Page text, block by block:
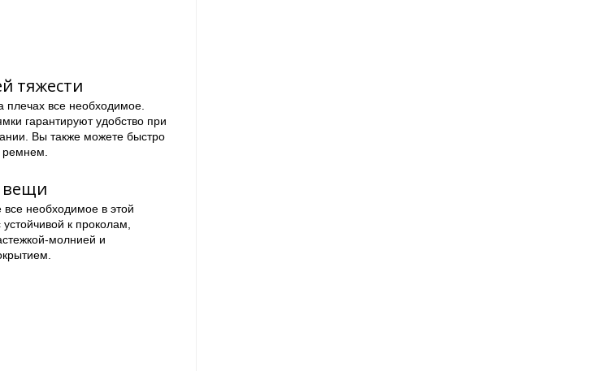
тяжести
все необходимое.
гарантируют удобство при
Вы также можете быстро
ремнем.
вещи
необходимое в этой
к проколам,
молнией и